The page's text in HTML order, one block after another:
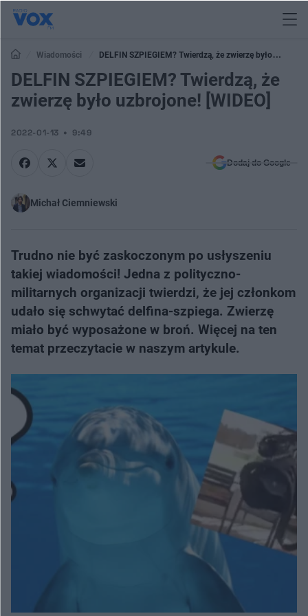
Wiadomości
DELFIN SZPIEGIEM? Twierdzą, że zwierzę było
uzbrojone! [WIDEO]
DELFIN SZPIEGIEM? Twierdzą, że
zwierzę było uzbrojone! [WIDEO]
2022-01-13 9:49
Dodaj do Google
Michał Ciemniewski
Trudno nie być zaskoczonym po usłyszeniu
takiej wiadomości! Jedna z polityczno-
militarnych organizacji twierdzi, że jej członkom
udało się schwytać delfina-szpiega. Zwierzę
miało być wyposażone w broń. Więcej na ten
temat przeczytacie w naszym artykule.